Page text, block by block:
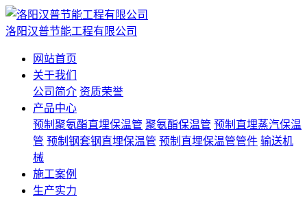
洛阳汉普节能工程有限公司
网站首页
关于我们
公司简介 资质荣誉
产品中心
预制聚氨酯直埋保温管 聚氨酯保温管 预制直埋蒸汽保温
管 预制钢套钢直埋保温管 预制直埋保温管管件 输送机
械
施工案例
生产实力